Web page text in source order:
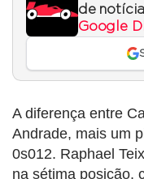
de
Google
A diferença entre
Andrade, mais um
0s012. Raphael
na sétima posição,